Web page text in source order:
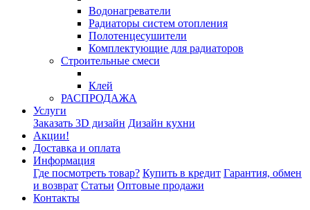
Водонагреватели
Радиаторы систем отопления
Полотенцесушители
Комплектующие для радиаторов
Строительные смеси
Клей
РАСПРОДАЖА
Услуги
Заказать 3D дизайн Дизайн кухни
Акции!
Доставка и оплата
Информация
Где посмотреть товар? Купить в кредит Гарантия, обмен
и возврат Статьи Оптовые продажи
Контакты